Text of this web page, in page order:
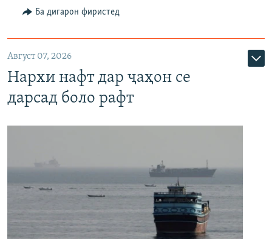
Ба дигарон фиристед
Август 07, 2026
Нархи нафт дар ҷаҳон се
дарсад боло рафт